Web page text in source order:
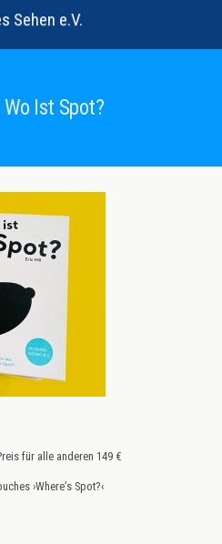
Sehen e.V.
Ist Spot?
für alle anderen 149 €
›Where’s Spot?‹